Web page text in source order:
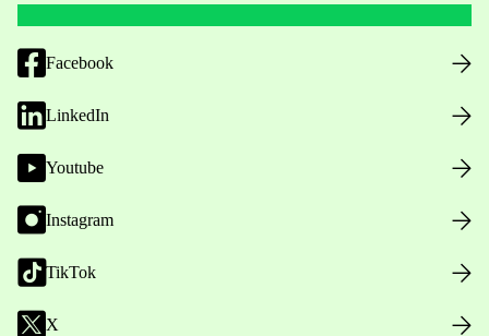
Facebook
LinkedIn
Youtube
Instagram
TikTok
X